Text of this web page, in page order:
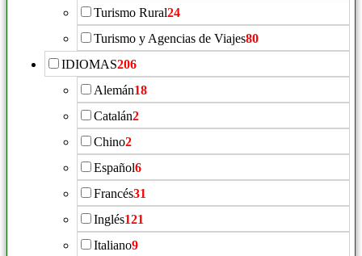
Turismo Rural24
Turismo y Agencias de Viajes80
IDIOMAS206
Alemán18
Catalán2
Chino2
Español6
Francés31
Inglés121
Italiano9